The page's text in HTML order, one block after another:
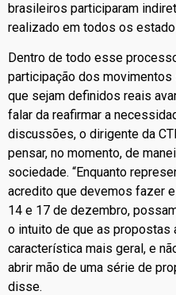
brasileiros participaram
realizado em todos os
Dentro de todo esse
participação dos
que sejam definidos reais
falar da reafirmar a
discussões, o dirigente da
pensar, no momento, de
sociedade. “Enquanto
acredito que devemos fazer
14 e 17 de dezembro,
o intuito de que as propostas
característica mais geral, e
abrir mão de uma série de
disse.